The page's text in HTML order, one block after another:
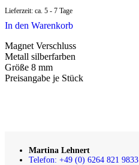
Lieferzeit: ca. 5 - 7 Tage
In den Warenkorb
Magnet Verschluss
Metall silberfarben
Größe 8 mm
Preisangabe je Stück
Martina Lehnert
Telefon: +49 (0) 6264 821 9833